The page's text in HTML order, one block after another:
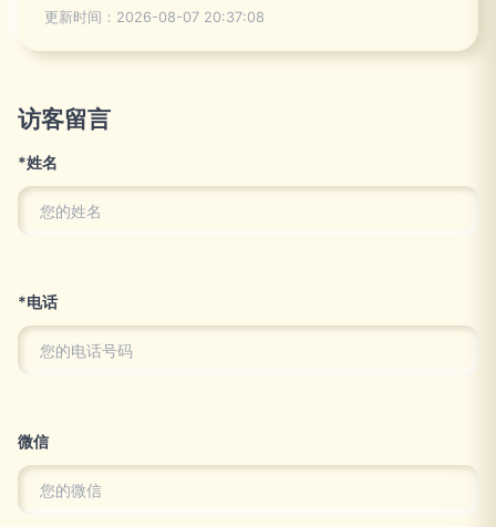
更新时间：2026-08-07 20:37:08
访客留言
*姓名
*电话
微信